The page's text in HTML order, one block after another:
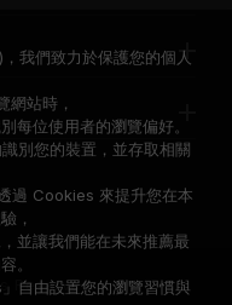
Reserved.
我們致力於保護您的個人
網站時，
每位使用者的瀏覽偏好。
別您的裝置，並存取相關
過 Cookies 來提升您在本
，
並讓我們能在未來推薦最
。
自由設置您的瀏覽習慣與